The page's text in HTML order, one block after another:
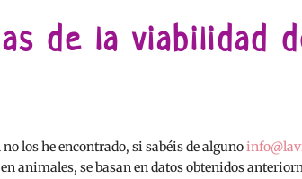
de la viabilidad
los he encontrado, si sabéis de alguno
animales, se basan en datos obtenidos